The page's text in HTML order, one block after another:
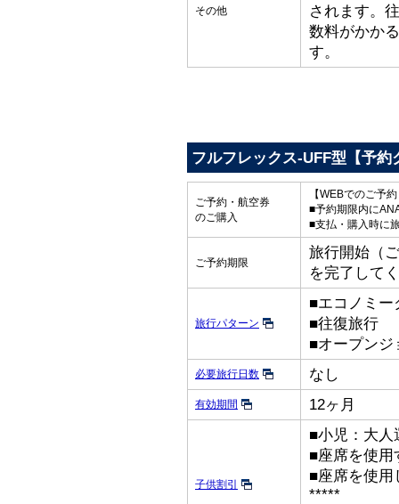
その他
されます。
数料がかか
す。
フルフレックス-UFF型【予約
ご予約・航空券
のご購入
【WEBでのご予
■予約期限内に
■支払・購入時に
ご予約期限
旅行開始（
を完了して
旅行パターン
■エコノミー
■往復旅行
■オープンジ
必要旅行日数 なし
有効期間 12ヶ月
子供割引
■小児：大人
■座席を使用
■座席を使用
*****